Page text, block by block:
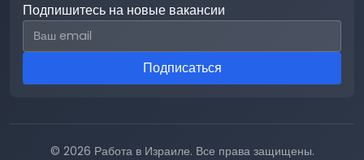
Подпишитесь на новые вакансии
Email для подписки
Подписаться
© 2026 Работа в Израиле. Все права защищены.